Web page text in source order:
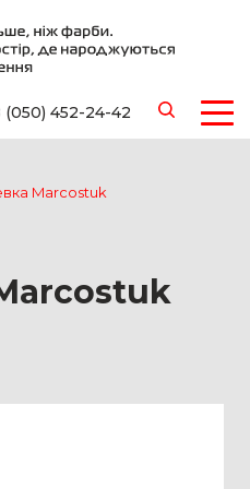
(050) 452-24-42
Marcostuk